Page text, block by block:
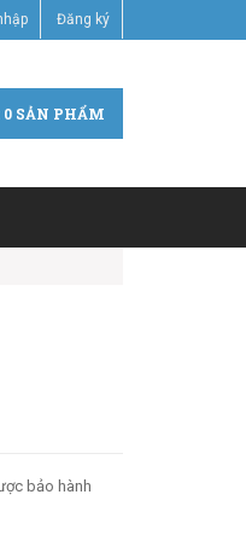
Đăng ký
0 SẢN PHẨM
bảo hành